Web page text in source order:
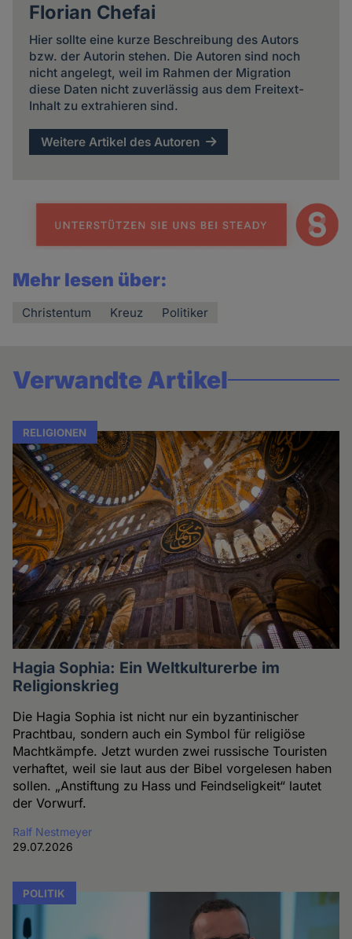
Florian Chefai
Hier sollte eine kurze Beschreibung des Autors
bzw. der Autorin stehen. Die Autoren sind noch
nicht angelegt, weil im Rahmen der Migration
diese Daten nicht zuverlässig aus dem Freitext-
Inhalt zu extrahieren sind.
Weitere Artikel des Autoren
Mehr lesen über:
Christentum Kreuz Politiker
Verwandte Artikel
RELIGIONEN
Hagia Sophia: Ein Weltkulturerbe im
Religionskrieg
Die Hagia Sophia ist nicht nur ein byzantinischer
Prachtbau, sondern auch ein Symbol für religiöse
Machtkämpfe. Jetzt wurden zwei russische Touristen
verhaftet, weil sie laut aus der Bibel vorgelesen haben
sollen. „Anstiftung zu Hass und Feindseligkeit“ lautet
der Vorwurf.
Ralf Nestmeyer
29.07.2026
POLITIK